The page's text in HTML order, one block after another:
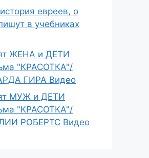
евреев, о
в учебниках
ЖЕНА и ДЕТИ
"КРАСОТКА"/
ГИРА Видео
МУЖ и ДЕТИ
"КРАСОТКА"/
РОБЕРТС Видео